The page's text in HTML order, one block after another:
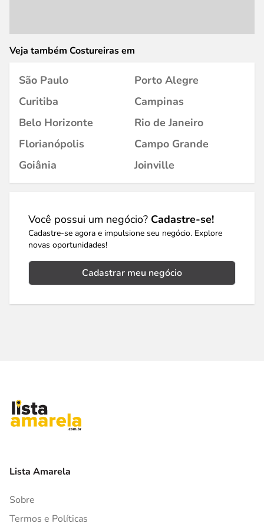
Veja também Costureiras em
São Paulo
Porto Alegre
Curitiba
Campinas
Belo Horizonte
Rio de Janeiro
Florianópolis
Campo Grande
Goiânia
Joinville
Você possui um negócio? Cadastre-se!
Cadastre-se agora e impulsione seu negócio. Explore
novas oportunidades!
Cadastrar meu negócio
Lista Amarela
Sobre
Termos e Políticas